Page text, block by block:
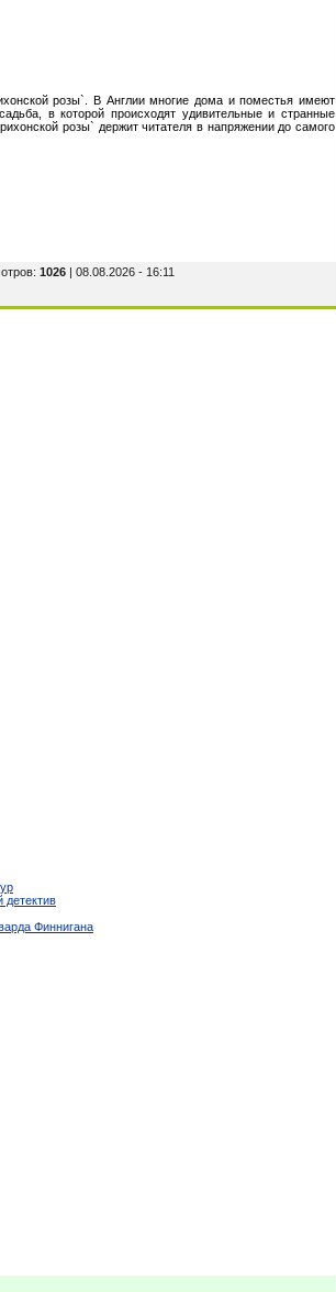
розы`. В Англии многие дома и поместья имеют
в которой происходят удивительные и странные
розы` держит читателя в напряжении до самого
: 1026 | 08.08.2026 - 16:11
Финнигана